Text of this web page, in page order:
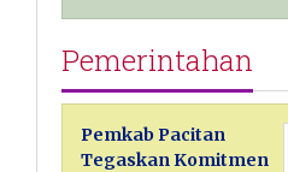
Pemerintahan
Pemkab Pacitan
Tegaskan Komitmen